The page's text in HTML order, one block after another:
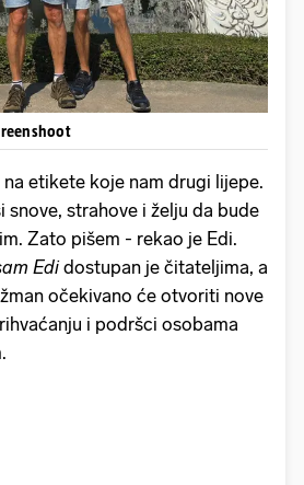
etikete koje nam drugi lijepe.
snove, strahove i želju da bude
Zato pišem - rekao je Edi.
Edidostupan je čitateljima, a
očekivano će otvoriti nove
i podršci osobama